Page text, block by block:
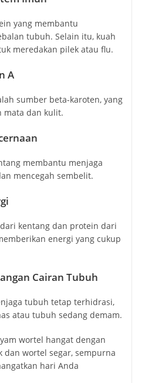
yang membantu
tubuh. Selain itu, kuah
meredakan pilek atau flu.
A
sumber beta-karoten, yang
mata dan kulit.
membantu menjaga
mencegah sembelit.
kentang dan protein dari
energi yang cukup
Cairan Tubuh
tubuh tetap terhidrasi,
atau tubuh sedang demam.